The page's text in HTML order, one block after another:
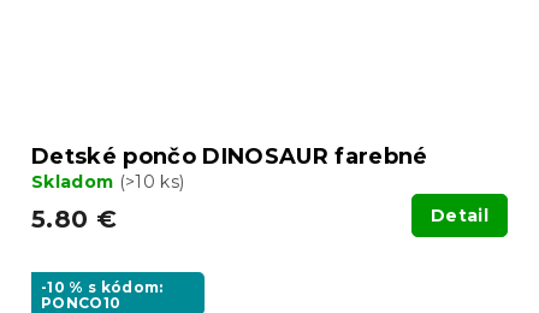
Detské pončo DINOSAUR farebné
Skladom (>10 ks)
5.80 € Detail
-10 % s kódom:
PONCO10